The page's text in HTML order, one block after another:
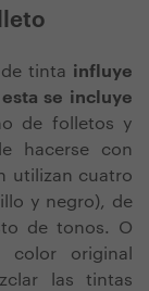
tinta influye
se incluye
de folletos y
hacerse con
utilizan cuatro
y negro), de
de tonos. O
original
las tintas